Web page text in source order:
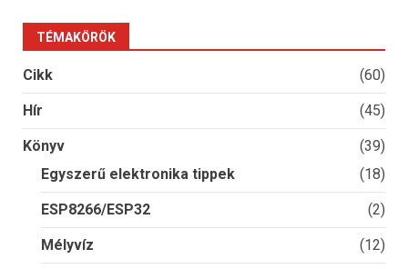
TÉMAKÖRÖK
Cikk (60)
Hír (45)
Könyv
(39)
Egyszerű elektronika tippek
(18)
ESP8266/ESP32 (2)
Mélyvíz (12)